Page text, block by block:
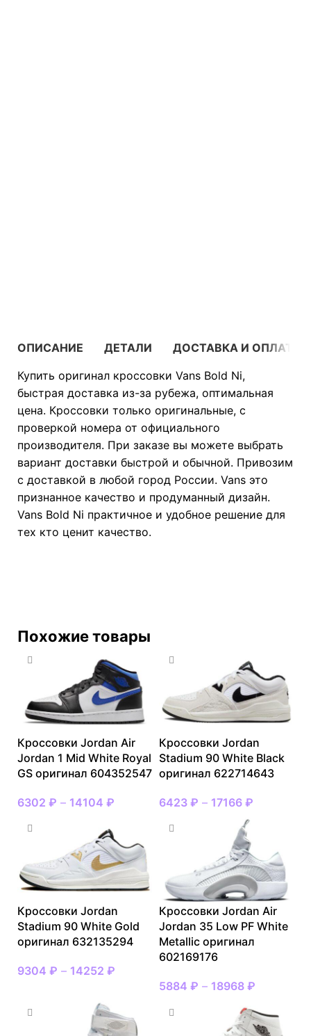
ОПИСАНИЕ ДЕТАЛИ
ДОСТАВКА И ОПЛАТА
Купить оригинал кроссовки Vans Bold Ni,
быстрая доставка из-за рубежа, оптимальная
цена. Кроссовки только оригинальные, с
проверкой номера от официального
производителя. При заказе вы можете выбрать
вариант доставки быстрой и обычной. Привозим
с доставкой в любой город России. Vans это
признанное качество и продуманный дизайн.
Vans Bold Ni практичное и удобное решение для
тех кто ценит качество.
Похожие товары
Кроссовки Jordan Air
Jordan 1 Mid White Royal
GS оригинал 604352547
6302 ₽ – 14104 ₽
Кроссовки Jordan
Stadium 90 White Black
оригинал 622714643
6423 ₽ – 17166 ₽
Кроссовки Jordan
Stadium 90 White Gold
оригинал 632135294
9304 ₽ – 14252 ₽
Кроссовки Jordan Air
Jordan 35 Low PF White
Metallic оригинал
602169176
5884 ₽ – 18968 ₽